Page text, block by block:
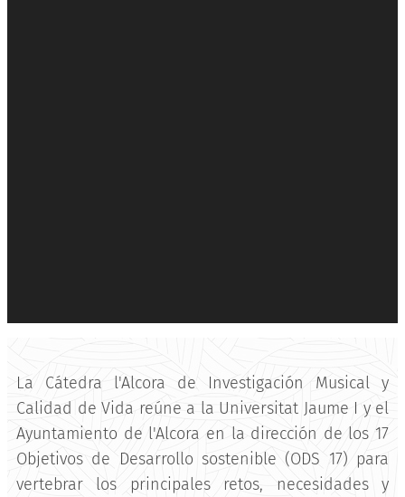
La Cátedra l'Alcora de Investigación Musical y
Calidad de Vida reúne a la Universitat Jaume I y el
Ayuntamiento de l'Alcora en la dirección de los 17
Objetivos de Desarrollo sostenible (ODS 17) para
vertebrar los principales retos, necesidades y